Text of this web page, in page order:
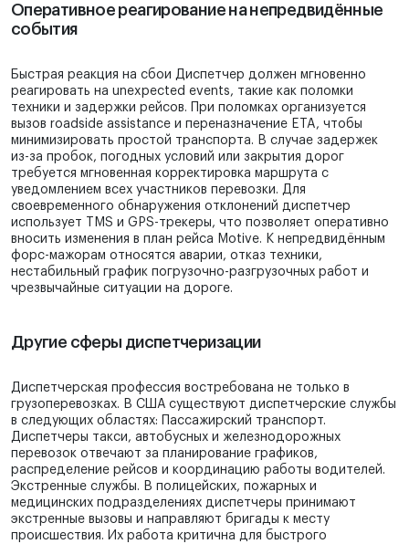
Оперативное реагирование на непредвидённые
события
Быстрая реакция на сбои Диспетчер должен мгновенно
реагировать на unexpected events, такие как поломки
техники и задержки рейсов. При поломках организуется
вызов roadside assistance и переназначение ETA, чтобы
минимизировать простой транспорта. В случае задержек
из-за пробок, погодных условий или закрытия дорог
требуется мгновенная корректировка маршрута с
уведомлением всех участников перевозки. Для
своевременного обнаружения отклонений диспетчер
использует TMS и GPS-трекеры, что позволяет оперативно
вносить изменения в план рейса Motive. К непредвидённым
форс-мажорам относятся аварии, отказ техники,
нестабильный график погрузочно-разгрузочных работ и
чрезвычайные ситуации на дороге.
Другие сферы диспетчеризации
Диспетчерская профессия востребована не только в
грузоперевозках. В США существуют диспетчерские службы
в следующих областях: Пассажирский транспорт.
Диспетчеры такси, автобусных и железнодорожных
перевозок отвечают за планирование графиков,
распределение рейсов и координацию работы водителей.
Экстренные службы. В полицейских, пожарных и
медицинских подразделениях диспетчеры принимают
экстренные вызовы и направляют бригады к месту
происшествия. Их работа критична для быстрого